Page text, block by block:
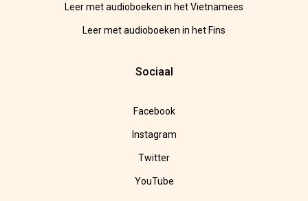
Leer met audioboeken in het Vietnamees
Leer met audioboeken in het Fins
Sociaal
Facebook
Instagram
Twitter
YouTube